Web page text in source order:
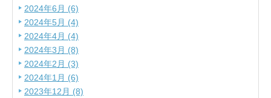
2024年6月 (6)
2024年5月 (4)
2024年4月 (4)
2024年3月 (8)
2024年2月 (3)
2024年1月 (6)
2023年12月 (8)